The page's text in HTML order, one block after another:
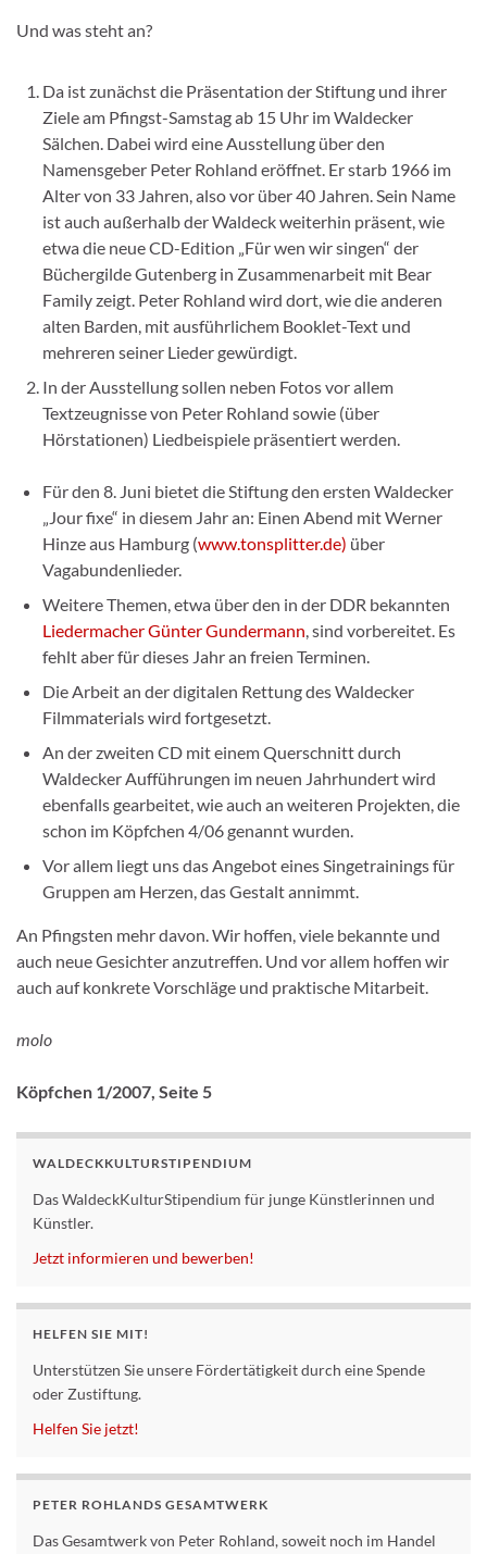
Und was steht an?
Da ist zunächst die Präsentation der Stiftung und ihrer
Ziele am Pfingst-Samstag ab 15 Uhr im Waldecker
Sälchen. Dabei wird eine Ausstellung über den
Namensgeber Peter Rohland eröffnet. Er starb 1966 im
Alter von 33 Jahren, also vor über 40 Jahren. Sein Name
ist auch außerhalb der Waldeck weiterhin präsent, wie
etwa die neue CD-Edition „Für wen wir singen“ der
Büchergilde Gutenberg in Zusammenarbeit mit Bear
Family zeigt. Peter Rohland wird dort, wie die anderen
alten Barden, mit ausführlichem Booklet-Text und
mehreren seiner Lieder gewürdigt.
In der Ausstellung sollen neben Fotos vor allem
Textzeugnisse von Peter Rohland sowie (über
Hörstationen) Liedbeispiele präsentiert werden.
Für den 8. Juni bietet die Stiftung den ersten Waldecker
„Jour fixe“ in diesem Jahr an: Einen Abend mit Werner
Hinze aus Hamburg (www.tonsplitter.de) über
Vagabundenlieder.
Weitere Themen, etwa über den in der DDR bekannten
Liedermacher Günter Gundermann, sind vorbereitet. Es
fehlt aber für dieses Jahr an freien Terminen.
Die Arbeit an der digitalen Rettung des Waldecker
Filmmaterials wird fortgesetzt.
An der zweiten CD mit einem Querschnitt durch
Waldecker Aufführungen im neuen Jahrhundert wird
ebenfalls gearbeitet, wie auch an weiteren Projekten, die
schon im Köpfchen 4/06 genannt wurden.
Vor allem liegt uns das Angebot eines Singetrainings für
Gruppen am Herzen, das Gestalt annimmt.
An Pfingsten mehr davon. Wir hoffen, viele bekannte und
auch neue Gesichter anzutreffen. Und vor allem hoffen wir
auch auf konkrete Vorschläge und praktische Mitarbeit.
molo
Köpfchen 1/2007, Seite 5
WALDECKKULTURSTIPENDIUM
Das WaldeckKulturStipendium für junge Künstlerinnen und
Künstler.
Jetzt informieren und bewerben!
HELFEN SIE MIT!
Unterstützen Sie unsere Fördertätigkeit durch eine Spende
oder Zustiftung.
Helfen Sie jetzt!
PETER ROHLANDS GESAMTWERK
Das Gesamtwerk von Peter Rohland, soweit noch im Handel